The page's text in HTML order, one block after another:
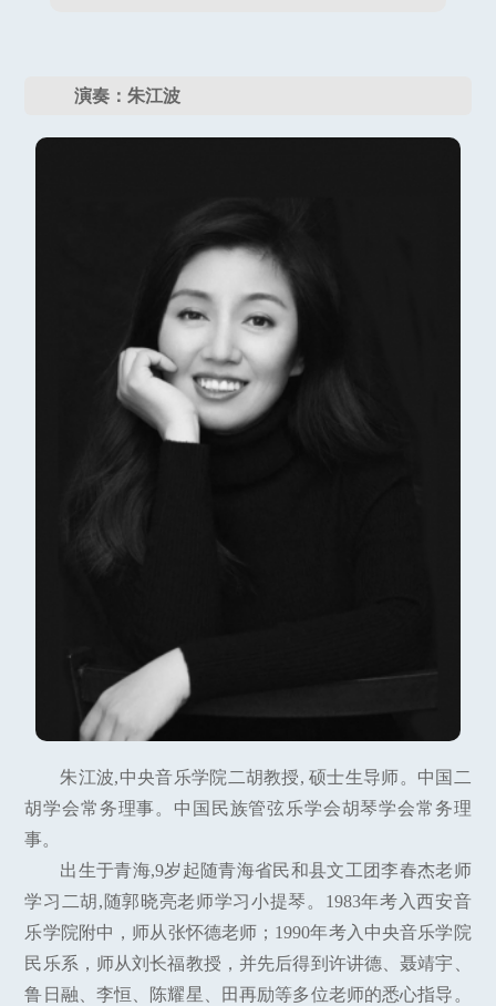
演奏：朱江波
朱江波,中央音乐学院二胡教授, 硕士生导师。中国二
胡学会常务理事。中国民族管弦乐学会胡琴学会常务理
事。
出生于青海,9岁起随青海省民和县文工团李春杰老师
学习二胡,随郭晓亮老师学习小提琴。1983年考入西安音
乐学院附中，师从张怀德老师；1990年考入中央音乐学院
民乐系，师从刘长福教授，并先后得到许讲德、聂靖宇、
鲁日融、李恒、陈耀星、田再励等多位老师的悉心指导。